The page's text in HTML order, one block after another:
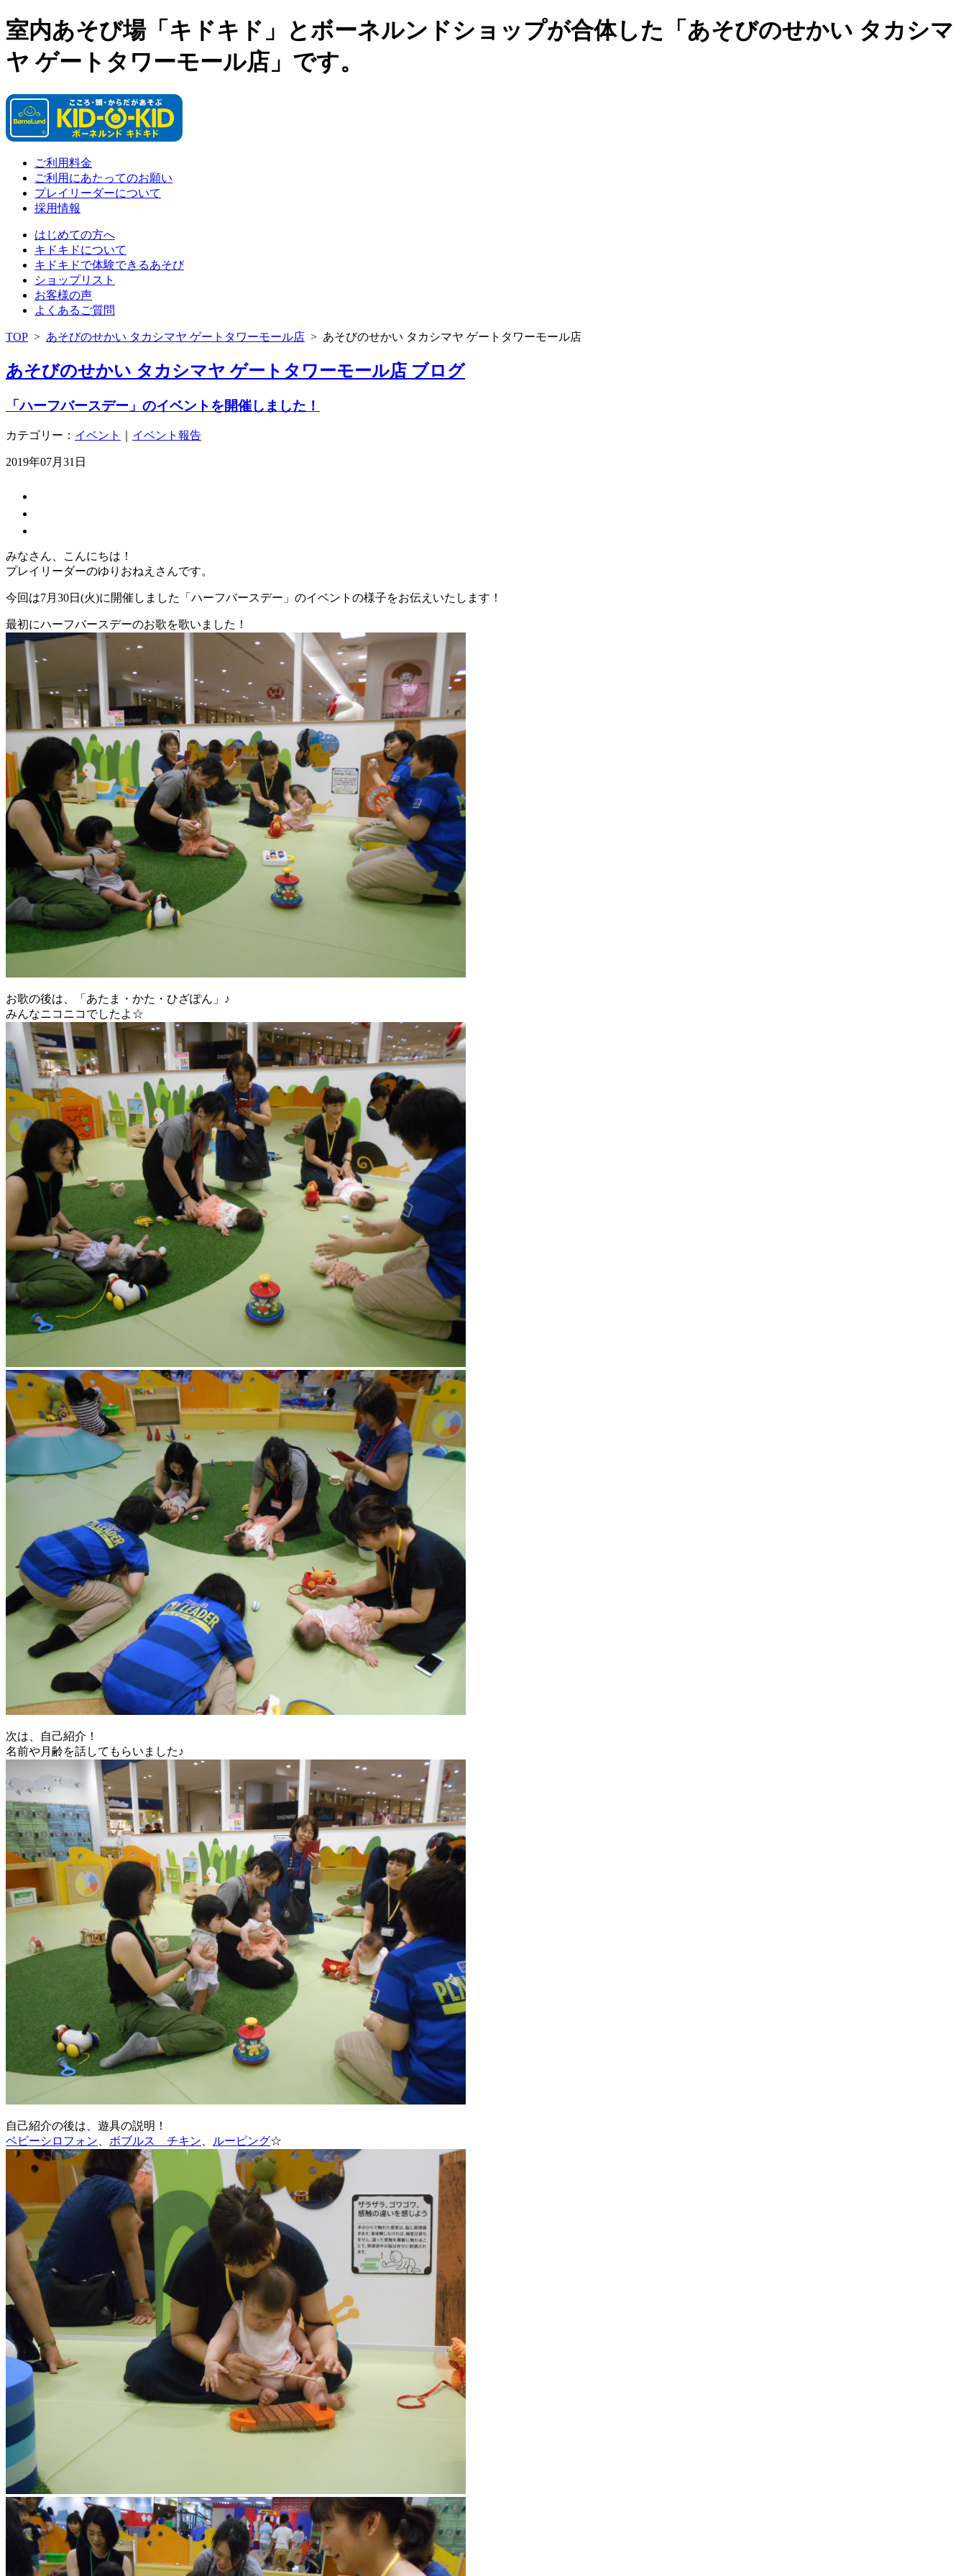
室内あそび場「キドキド」とボーネルンドショップが合体した「あそびのせかい タカシマ
ヤ ゲートタワーモール店」です。
ご利用料金
ご利用にあたってのお願い
プレイリーダーについて
採用情報
はじめての方へ
キドキドについて
キドキドで体験できるあそび
ショップリスト
お客様の声
よくあるご質問
TOP > あそびのせかい タカシマヤ ゲートタワーモール店 > あそびのせかい タカシマヤ ゲートタワーモール店
あそびのせかい タカシマヤ ゲートタワーモール店 ブログ
「ハーフバースデー」のイベントを開催しました！
カテゴリー： イベント イベント報告
2019年07月31日
みなさん、こんにちは！
プレイリーダーのゆりおねえさんです。
今回は7月30日(火)に開催しました「ハーフバースデー」のイベントの様子をお伝えいたします！
最初にハーフバースデーのお歌を歌いました！
お歌の後は、「あたま・かた・ひざぽん」♪
みんなニコニコでしたよ☆
次は、自己紹介！
名前や月齢を話してもらいました♪
自己紹介の後は、遊具の説明！
ベビーシロフォン、 ボブルス チキン、 ルーピング☆